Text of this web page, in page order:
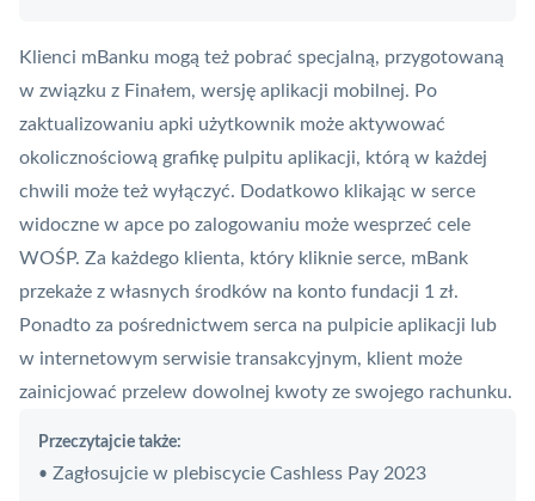
Klienci mBanku mogą też pobrać specjalną, przygotowaną
w związku z Finałem, wersję aplikacji mobilnej. Po
zaktualizowaniu apki użytkownik może aktywować
okolicznościową grafikę pulpitu aplikacji, którą w każdej
chwili może też wyłączyć. Dodatkowo klikając w serce
widoczne w apce po zalogowaniu może wesprzeć cele
WOŚP. Za każdego klienta, który kliknie serce, mBank
przekaże z własnych środków na konto fundacji 1 zł.
Ponadto za pośrednictwem serca na pulpicie aplikacji lub
w internetowym serwisie transakcyjnym, klient może
zainicjować przelew dowolnej kwoty ze swojego rachunku.
Przeczytajcie także:
• Zagłosujcie w plebiscycie Cashless Pay 2023